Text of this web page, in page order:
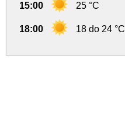
15:00 25 °C
18:00 18 do 24 °C